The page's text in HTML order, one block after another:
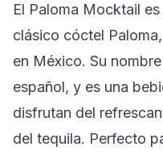
El Paloma Mocktail
clásico cóctel
en México. Su
español, y es una
disfrutan del
del tequila. Perfecto